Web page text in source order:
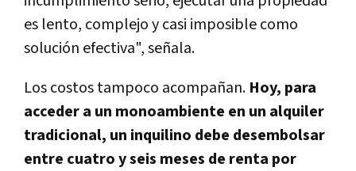
es lento, complejo y casi imposible como
solución efectiva", señala.
Los costos tampoco acompañan. Hoy, para
acceder a un monoambiente en un alquiler
tradicional, un inquilino debe desembolsar
entre cuatro y seis meses de renta por